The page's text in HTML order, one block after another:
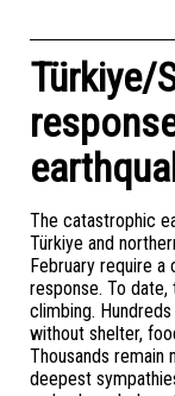
Türkiye/
The catastrophic
Türkiye and
February require a
response. To
climbing.
without shelter,
Thousands remain
deepest